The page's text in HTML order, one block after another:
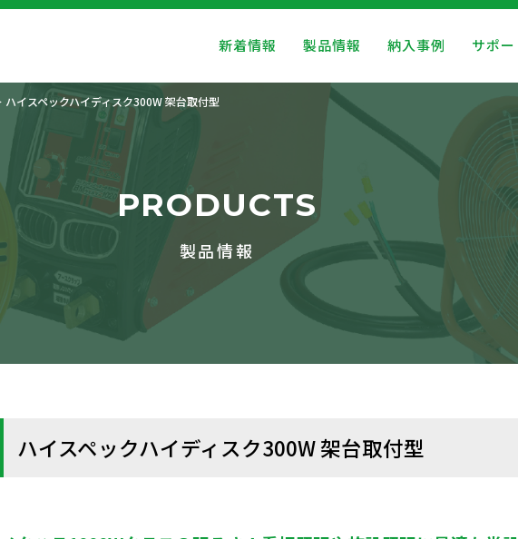
新着情報 製品情報 納入事例 サポー
ハイスペックハイディスク300W 架台取付型
PRODUCTS
製品情報
ハイスペックハイディスク300W 架台取付型